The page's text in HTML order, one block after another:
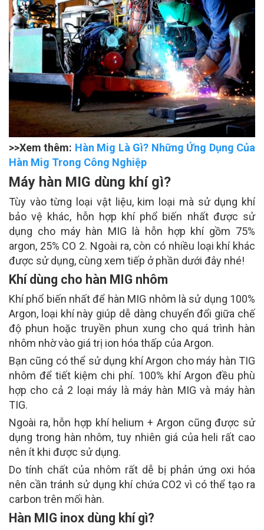
>>Xem thêm: Hàn Mig Là Gì? Những Ứng Dụng Của
Hàn Mig Trong Công Nghiệp
Máy hàn MIG dùng khí gì?
Tùy vào từng loại vật liệu, kim loại mà sử dụng khí
bảo vệ khác, hỗn hợp khí phổ biến nhất được sử
dụng cho máy hàn MIG là hỗn hợp khí gồm 75%
argon, 25% CO 2. Ngoài ra, còn có nhiều loại khí khác
được sử dụng, cùng xem tiếp ở phần dưới đây nhé!
Khí dùng cho hàn MIG nhôm
Khí phổ biến nhất để hàn MIG nhôm là sử dụng 100%
Argon, loại khí này giúp dễ dàng chuyển đổi giữa chế
độ phun hoặc truyền phun xung cho quá trình hàn
nhôm nhờ vào giá trị ion hóa thấp của Argon.
Bạn cũng có thể sử dụng khí Argon cho máy hàn TIG
nhôm để tiết kiệm chi phí. 100% khí Argon đều phù
hợp cho cả 2 loại máy là máy hàn MIG và máy hàn
TIG.
Ngoài ra, hỗn hợp khí helium + Argon cũng được sử
dụng trong hàn nhôm, tuy nhiên giá của heli rất cao
nên ít khi được sử dụng.
Do tính chất của nhôm rất dễ bị phản ứng oxi hóa
nên cần tránh sử dụng khí chứa CO2 vì có thể tạo ra
carbon trên mối hàn.
Hàn MIG inox dùng khí gì?